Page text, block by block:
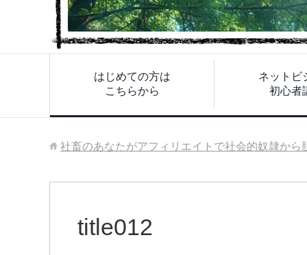
はじめての方は
こちらから
ネットビ
初心者
社畜のあなたがアフィリエイトで社会的奴隷から
title012